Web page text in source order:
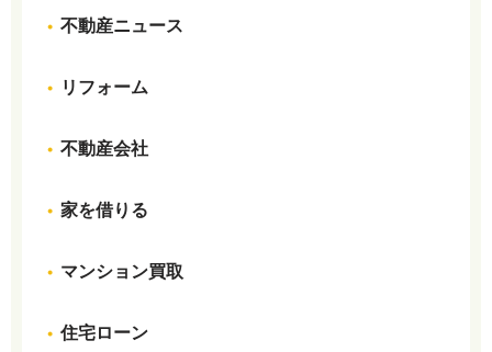
不動産ニュース
リフォーム
不動産会社
家を借りる
マンション買取
住宅ローン